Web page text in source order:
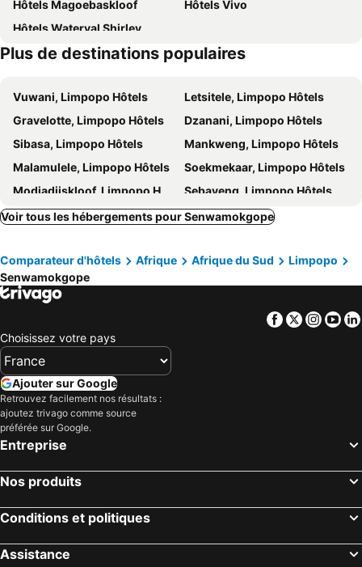
Hôtels Magoebaskloof
Hôtels Vivo
Hôtels Waterval Shirley
Plus de destinations populaires
Vuwani, Limpopo Hôtels
Letsitele, Limpopo Hôtels
Gravelotte, Limpopo Hôtels
Dzanani, Limpopo Hôtels
Sibasa, Limpopo Hôtels
Mankweng, Limpopo Hôtels
Malamulele, Limpopo Hôtels
Soekmekaar, Limpopo Hôtels
Modjadjiskloof, Limpopo Hôtels
Sebayeng, Limpopo Hôtels
Mankweng, Limpopo Hôtels
Myngenoegen, Limpopo Hôtels
Tzaneen, Limpopo Hôtels
Mokopane, Limpopo Hôtels
Makhado, Limpopo Hôtels
Haenertsburg, Limpopo Hôtels
Lebowakgomo, Limpopo Hôtels
Alldays, Limpopo Hôtels
Vivo, Limpopo Hôtels
Durban, KwaZulu-Natal Hôtels
Port Elizabeth, Ostkap Hôtels
Ballito, KwaZulu-Natal Hôtels
Hermanus, Cap-Occidental Hôtels
Voir tous les hébergements pour Senwamokgope
Comparateur d'hôtels Afrique Afrique du Sud
Limpopo
Senwamokgope
Facebook
Twitter
Choisissez votre pays
Ajouter sur Google
Retrouvez facilement nos résultats :
ajoutez trivago comme source
préférée sur Google.
Entreprise
Nos produits
Conditions et politiques
Assistance